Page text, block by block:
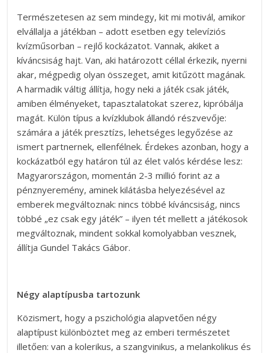
Természetesen az sem mindegy, kit mi motivál, amikor
elvállalja a játékban – adott esetben egy televíziós
kvízműsorban – rejlő kockázatot. Vannak, akiket a
kíváncsiság hajt. Van, aki határozott céllal érkezik, nyerni
akar, mégpedig olyan összeget, amit kitűzött magának.
A harmadik váltig állítja, hogy neki a játék csak játék,
amiben élményeket, tapasztalatokat szerez, kipróbálja
magát. Külön típus a kvízklubok állandó részvevője:
számára a játék presztízs, lehetséges legyőzése az
ismert partnernek, ellenfélnek. Érdekes azonban, hogy a
kockázatból egy határon túl az élet valós kérdése lesz:
Magyarországon, momentán 2-3 millió forint az a
pénznyeremény, aminek kilátásba helyezésével az
emberek megváltoznak: nincs többé kíváncsiság, nincs
többé „ez csak egy játék” – ilyen tét mellett a játékosok
megváltoznak, mindent sokkal komolyabban vesznek,
állítja Gundel Takács Gábor.
Négy alaptípusba tartozunk
Közismert, hogy a pszichológia alapvetően négy
alaptípust különböztet meg az emberi természetet
illetően: van a kolerikus, a szangvinikus, a melankolikus és